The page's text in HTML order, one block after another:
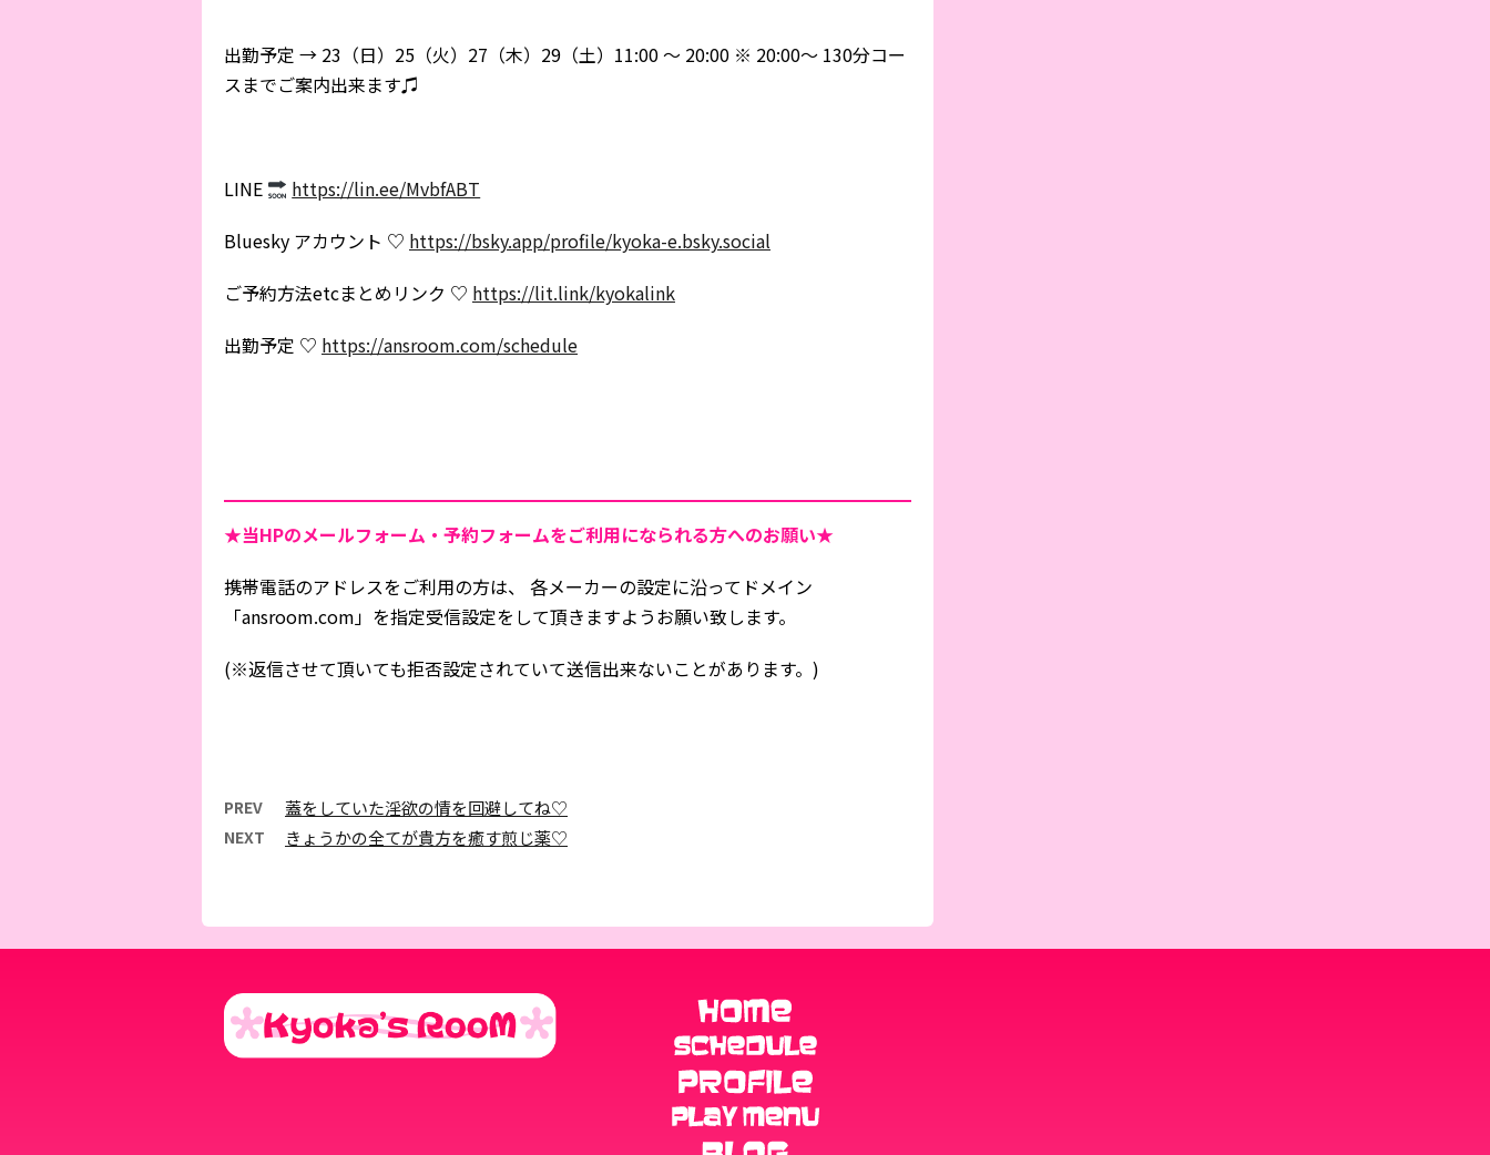
出勤予定 → 23（日）25（火）27（木）29（土）11:00 〜 20:00 ※ 20:00〜 130分コー
スまでご案内出来ます♫
LINE
https://lin.ee/MvbfABT
Bluesky アカウント ♡ https://bsky.app/profile/kyoka-e.bsky.social
ご予約方法etcまとめリンク ♡ https://lit.link/kyokalink
出勤予定 ♡ https://ansroom.com/schedule
★当HPのメールフォーム・予約フォームをご利用になられる方へのお願い★
携帯電話のアドレスをご利用の方は、 各メーカーの設定に沿ってドメイン
「ansroom.com」を指定受信設定をして頂きますようお願い致します。
(※返信させて頂いても拒否設定されていて送信出来ないことがあります。)
PREV 蓋をしていた淫欲の情を回避してね♡
NEXT きょうかの全てが貴方を癒す煎じ薬♡